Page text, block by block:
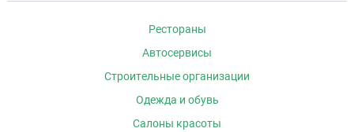
Рестораны
Автосервисы
Строительные организации
Одежда и обувь
Салоны красоты